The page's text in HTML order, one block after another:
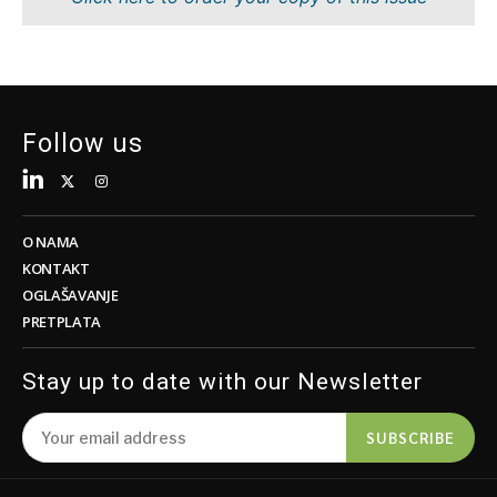
Održivost
Tehnologija
Telekom
Transport
Trgovina
Insights
Intervju
Analiza
Održivost
Turizam
Trgovina
Insights
Intervju
Mišljenje
Svet
Analiza
Discover
Follow us
O NAMA
KONTAKT
OGLAŠAVANJE
PRETPLATA
Stay up to date with our Newsletter
SUBSCRIBE